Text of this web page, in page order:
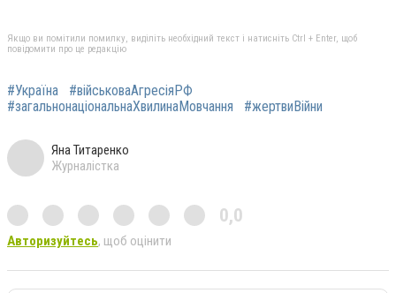
Якщо ви помітили помилку, виділіть необхідний текст і натисніть Ctrl + Enter, щоб
повідомити про це редакцію
#Україна
#військоваАгресіяРФ
#загальнонаціональнаХвилинаМовчання
#жертвиВійни
Яна Титаренко
Журналістка
0,0
Авторизуйтесь, щоб оцінити